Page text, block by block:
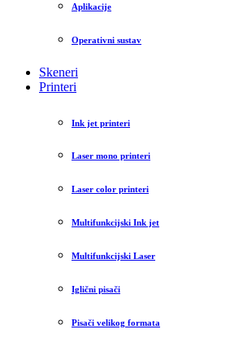
Aplikacije
Operativni sustav
Skeneri
Printeri
Ink jet printeri
Laser mono printeri
Laser color printeri
Multifunkcijski Ink jet
Multifunkcijski Laser
Iglični pisači
Pisači velikog formata